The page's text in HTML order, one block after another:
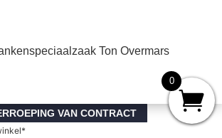
enthousi
over te
brengen
aan de
niet te
en bij
Ton
Overmar
Ton Overmars
VAN CONTRACT
0